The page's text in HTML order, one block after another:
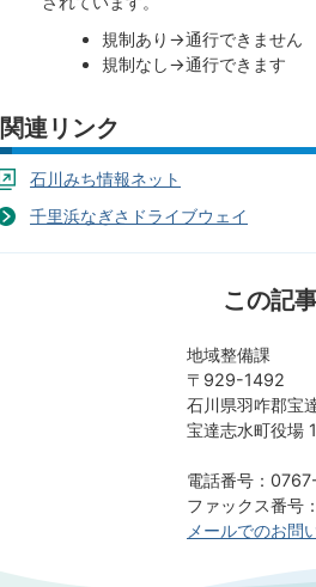
規制あり→通行できません
規制なし→通行できます
関連リンク
石川みち情報ネット
千里浜なぎさドライブウェイ
この記
地域整備課
〒929-1492
石川県羽咋郡宝
宝達志水町役場
電話番号：
ファックス番
メールでのお問